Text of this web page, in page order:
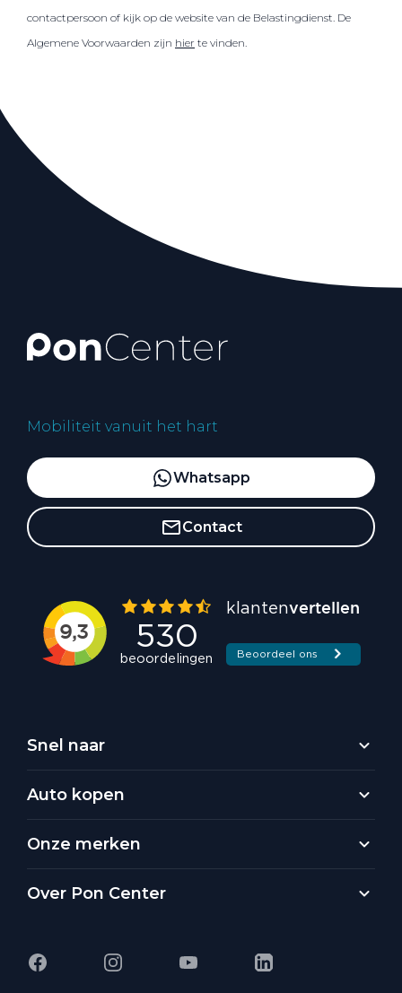
contactpersoon of kijk op de website van de Belastingdienst. De
Algemene Voorwaarden zijn hier te vinden.
Mobiliteit vanuit het hart
Whatsapp
Contact
Snel naar
Auto kopen
Onze merken
Over Pon Center